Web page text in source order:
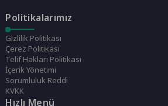
Politikalarımız
Gizlilik Politikası
Çerez Politikası
Telif Hakları Politikası
İçerik Yönetimi
Sorumluluk Reddi
KVKK
Hızlı Menü